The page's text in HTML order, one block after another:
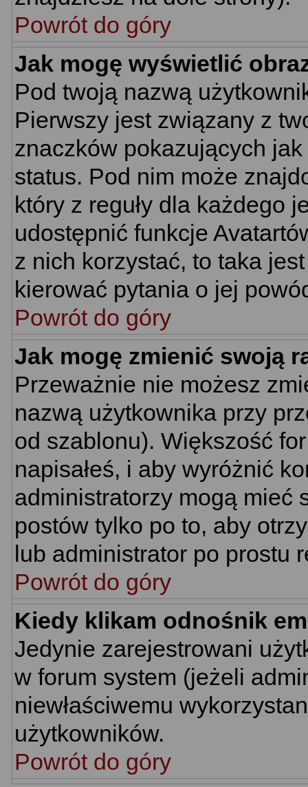
Powrót do góry
Jak mogę wyświetlić
Pod twoją nazwą
Pierwszy jest związany z
znaczków pokazujących
status. Pod nim może
który z reguły dla każdego
udostępnić funkcje
z nich korzystać, to taka
kierować pytania o jej
Powrót do góry
Jak mogę zmienić swoją
Przeważnie nie możesz
nazwą użytkownika przy
od szablonu). Większość
napisałeś, i aby wyróżnić
administratorzy mogą mieć
postów tylko po to, aby
lub administrator po prostu
Powrót do góry
Kiedy klikam odnośnik
Jedynie zarejestrowani
w forum system (jeżeli
niewłaściwemu
użytkowników.
Powrót do góry